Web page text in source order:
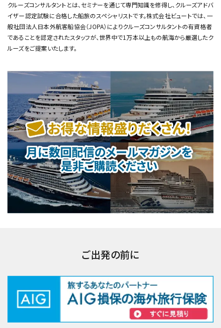
クルーズコンサルタントとは、セミナーを通じて専門知識を修得し、クルーズアドバ
イザー認定試験に合格した船旅のスペシャリストです。株式会社ビュートでは、一
般社団法人日本外航客船協会（JOPA）によりクルーズコンサルタントの有資格者
であることを認定されたスタッフが、世界中で1万本以上もの航海から厳選したク
ルーズをご提案いたします。
ご出発の前に